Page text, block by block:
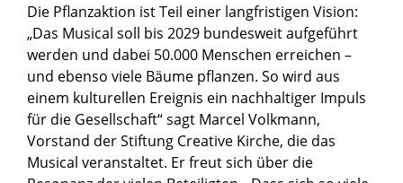
Die Pflanzaktion ist Teil einer langfristigen Vision:
„Das Musical soll bis 2029 bundesweit aufgeführt
werden und dabei 50.000 Menschen erreichen –
und ebenso viele Bäume pflanzen. So wird aus
einem kulturellen Ereignis ein nachhaltiger Impuls
für die Gesellschaft“ sagt Marcel Volkmann,
Vorstand der Stiftung Creative Kirche, die das
Musical veranstaltet. Er freut sich über die